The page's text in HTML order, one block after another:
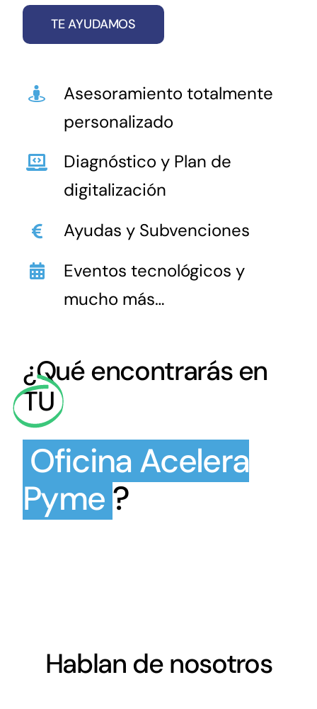
TE AYUDAMOS
Asesoramiento totalmente
personalizado
Diagnóstico y Plan de
digitalización
Ayudas y Subvenciones
Eventos tecnológicos y
mucho más…
¿Qué encontrarás en
TU
Oficina Acelera
Pyme ?
Hablan de nosotros